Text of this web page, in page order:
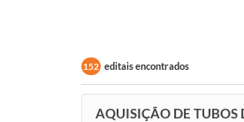
152 editais encontrados
AQUISIÇÃO DE TUBOS